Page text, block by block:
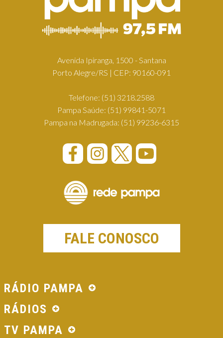
Avenida Ipiranga, 1500 - Santana
Porto Alegre/RS | CEP: 90160-091
Telefone: (51) 3218.2588
Pampa Saúde: (51) 99841-5071
Pampa na Madrugada: (51) 99236-6315
FALE CONOSCO
RÁDIO PAMPA
RÁDIOS
TV PAMPA